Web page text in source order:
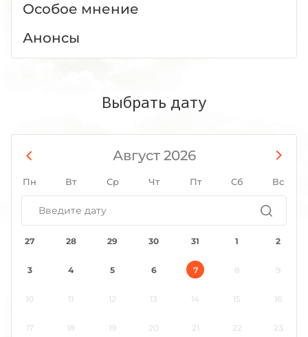
Особое мнение
Анонсы
Выбрать дату
Август 2026
Пн Вт Ср Чт Пт Сб Вс
27 28 29 30 31 1 2
3 4 5 6 7 8 9
10 11 12 13 14 15 16
17 18 19 20 21 22 23